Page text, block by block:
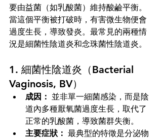
要由益菌（如乳酸菌）維持酸鹼平衡。
當這個平衡被打破時，有害微生物便會
過度生長，導致發炎。最常見的兩種情
況是細菌性陰道炎和念珠菌性陰道炎。
1. 細菌性陰道炎（Bacterial
Vaginosis, BV）
成因：
並非單一細菌感染，而是陰
道內多種厭氧菌過度生長，取代了
正常的乳酸菌，導致菌群失衡。
主要症狀： 最典型的特徵是分泌物